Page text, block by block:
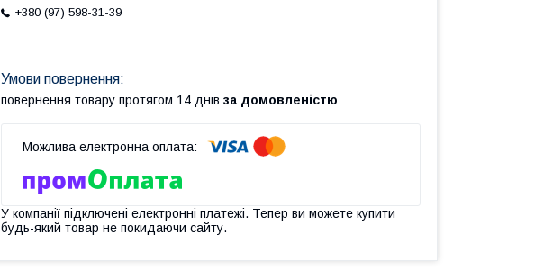
+380 (97) 598-31-39
повернення товару протягом 14 днів за домовленістю
У компанії підключені електронні платежі. Тепер ви можете купити
будь-який товар не покидаючи сайту.